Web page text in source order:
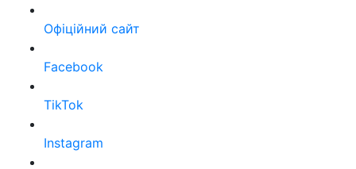
Офіційний сайт
Facebook
TikTok
Instagram